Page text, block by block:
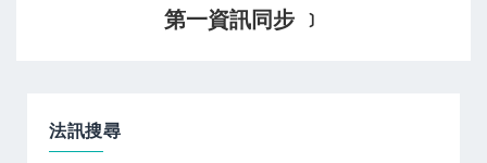
第一資訊同步 ﹞
法訊搜尋